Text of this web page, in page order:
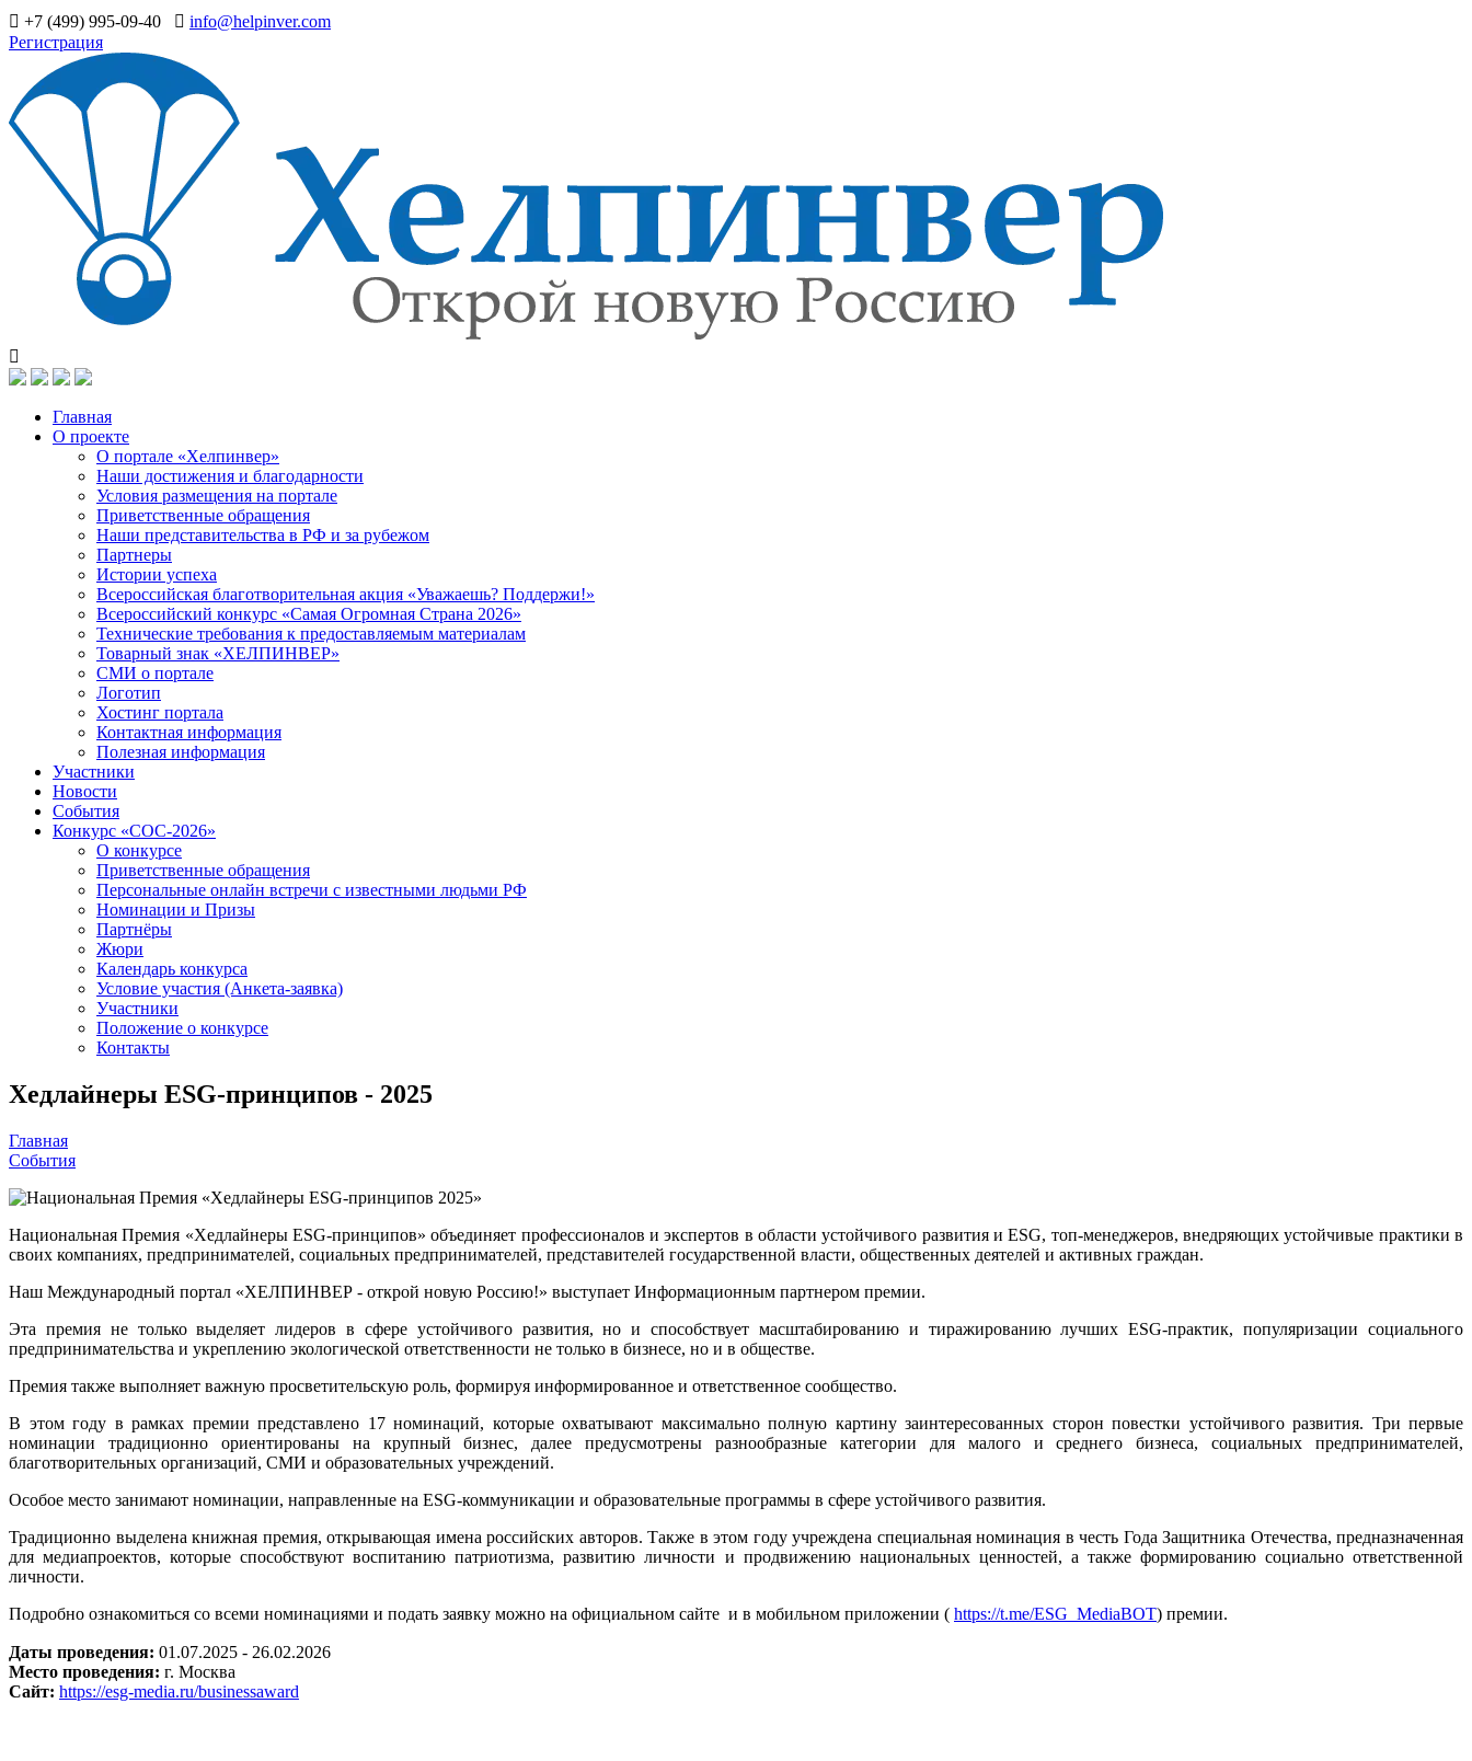
+7 (499) 995-09-40
info@helpinver.com
Регистрация
Главная
О проекте
О портале «Хелпинвер»
Наши достижения и благодарности
Условия размещения на портале
Приветственные обращения
Наши представительства в РФ и за рубежом
Партнеры
Истории успеха
Всероссийская благотворительная акция «Уважаешь? Поддержи!»
Всероссийский конкурс «Самая Огромная Страна 2026»
Технические требования к предоставляемым материалам
Товарный знак «ХЕЛПИНВЕР»
СМИ о портале
Логотип
Хостинг портала
Контактная информация
Полезная информация
Участники
Новости
События
Конкурс «СОС-2026»
О конкурсе
Приветственные обращения
Персональные онлайн встречи с известными людьми РФ
Номинации и Призы
Партнёры
Жюри
Календарь конкурса
Условие участия (Анкета-заявка)
Участники
Положение о конкурсе
Контакты
Хедлайнеры ESG-принципов - 2025
Главная
События
Национальная Премия «Хедлайнеры ESG-принципов» объединяет профессионалов и экспертов в области устойчивого развития и ESG, топ-менеджеров, внедряющих устойчивые практики в
своих компаниях, предпринимателей, социальных предпринимателей, представителей государственной власти, общественных деятелей и активных граждан.
Наш Международный портал «ХЕЛПИНВЕР - открой новую Россию!» выступает Информационным партнером премии.
Эта премия не только выделяет лидеров в сфере устойчивого развития, но и способствует масштабированию и тиражированию лучших ESG-практик, популяризации социального
предпринимательства и укреплению экологической ответственности не только в бизнесе, но и в обществе.
Премия также выполняет важную просветительскую роль, формируя информированное и ответственное сообщество.
В этом году в рамках премии представлено 17 номинаций, которые охватывают максимально полную картину заинтересованных сторон повестки устойчивого развития. Три первые
номинации традиционно ориентированы на крупный бизнес, далее предусмотрены разнообразные категории для малого и среднего бизнеса, социальных предпринимателей,
благотворительных организаций, СМИ и образовательных учреждений.
Особое место занимают номинации, направленные на ESG-коммуникации и образовательные программы в сфере устойчивого развития.
Традиционно выделена книжная премия, открывающая имена российских авторов. Также в этом году учреждена специальная номинация в честь Года Защитника Отечества, предназначенная
для медиапроектов, которые способствуют воспитанию патриотизма, развитию личности и продвижению национальных ценностей, а также формированию социально ответственной
личности.
Подробно ознакомиться со всеми номинациями и подать заявку можно на официальном сайте и в мобильном приложении ( https://t.me/ESG_MediaBOT) премии.
Даты проведения: 01.07.2025 - 26.02.2026
Место проведения: г. Москва
Сайт: https://esg-media.ru/businessaward